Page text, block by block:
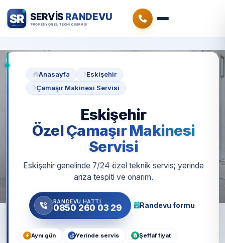
Anasayfa
Eskişehir
Çamaşır Makinesi Servisi
Eskişehir
Özel Çamaşır Makinesi
Servisi
Eskişehir genelinde 7/24 özel teknik servis; yerinde
arıza tespiti ve onarım.
RANDEVU HATTI
0850 260 03 29 Randevu formu
Aynı gün Yerinde servis Şeffaf fiyat